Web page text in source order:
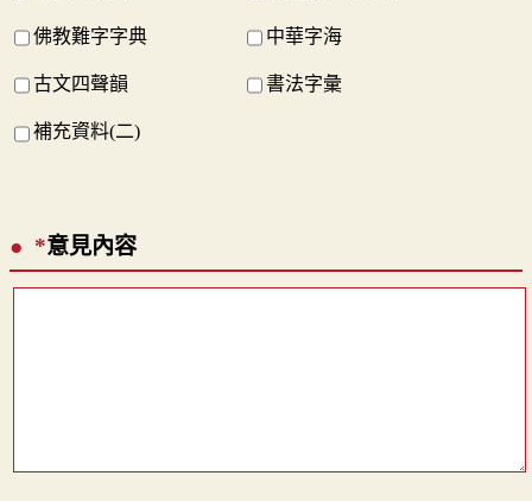
佛教難字字典 中華字海
古文四聲韻 書法字彙
補充資料(二)
*意見內容